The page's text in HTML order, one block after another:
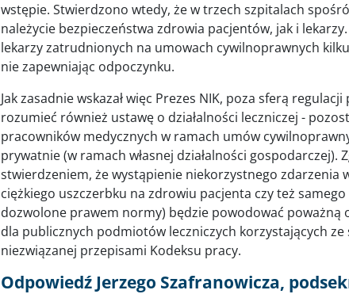
wstępie. Stwierdzono wtedy, że w trzech szpitalach
należycie bezpieczeństwa zdrowia pacjentów, jak i
lekarzy zatrudnionych na umowach cywilnoprawnych
nie zapewniając odpoczynku.
Jak zasadnie wskazał więc Prezes NIK, poza sferą
rozumieć również ustawę o działalności leczniczej -
pracowników medycznych w ramach umów
prywatnie (w ramach własnej działalności gospodarczej).
stwierdzeniem, że wystąpienie niekorzystnego zdarzenia
ciężkiego uszczerbku na zdrowiu pacjenta czy też
dozwolone prawem normy) będzie powodować poważną
dla publicznych podmiotów leczniczych korzystających
niezwiązanej przepisami Kodeksu pracy.
Odpowiedź Jerzego Szafranowicza,